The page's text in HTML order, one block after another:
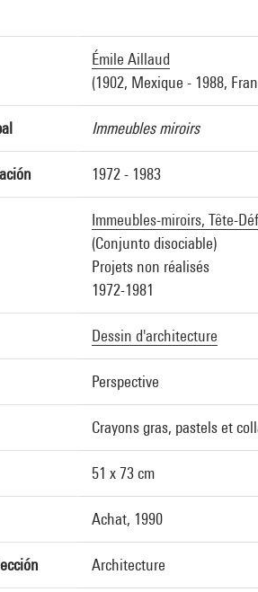
Émile Aillaud
(1902, Mexique - 1988,
Immeubles miroirs
1972 - 1983
Immeubles-miroirs, Tête-
(Conjunto disociable)
Projets non réalisés
1972-1981
Dessin d'architecture
Perspective
Crayons gras, pastels et
51 x 73 cm
Achat, 1990
Architecture